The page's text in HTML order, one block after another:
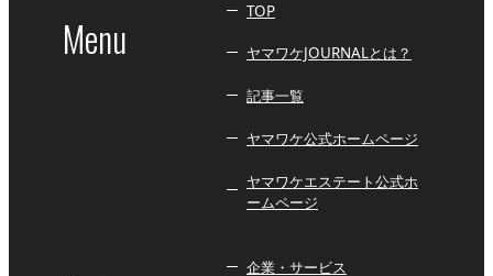
Menu
TOP
ヤマワケJOURNALとは？
記事一覧
ヤマワケ公式ホームページ
ヤマワケエステート公式ホ
ームページ
企業・サービス